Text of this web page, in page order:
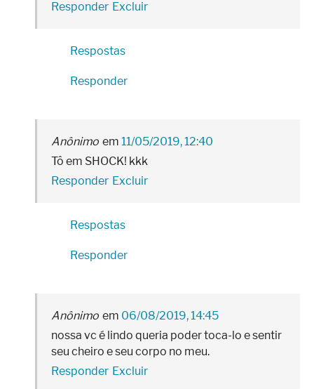
Responder Excluir
Respostas
Responder
Anônimo
11/05/2019, 12:40
Tô em SHOCK! kkk
Responder Excluir
Respostas
Responder
Anônimo
06/08/2019, 14:45
nossa vc é lindo queria poder toca-lo e sentir
seu cheiro e seu corpo no meu.
Responder Excluir